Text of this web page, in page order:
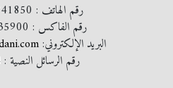
رقم الهاتف :
رقم الفاكس :
البريد الإلكتروني:
رقم الرسائل النصية :